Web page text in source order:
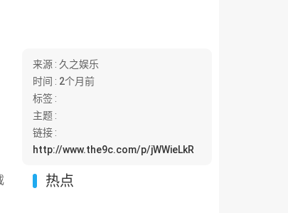
来源 : 久之娱乐
时间 : 2个月前
标签 :
主题 :
链接 :
http://www.the9c.com/p/jWWieLkR
热点